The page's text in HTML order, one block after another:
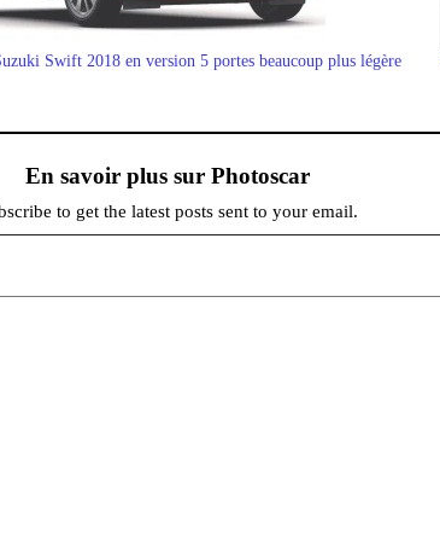
Swift 2018 en version 5 portes beaucoup plus légère
En savoir plus sur Photoscar
to get the latest posts sent to your email.